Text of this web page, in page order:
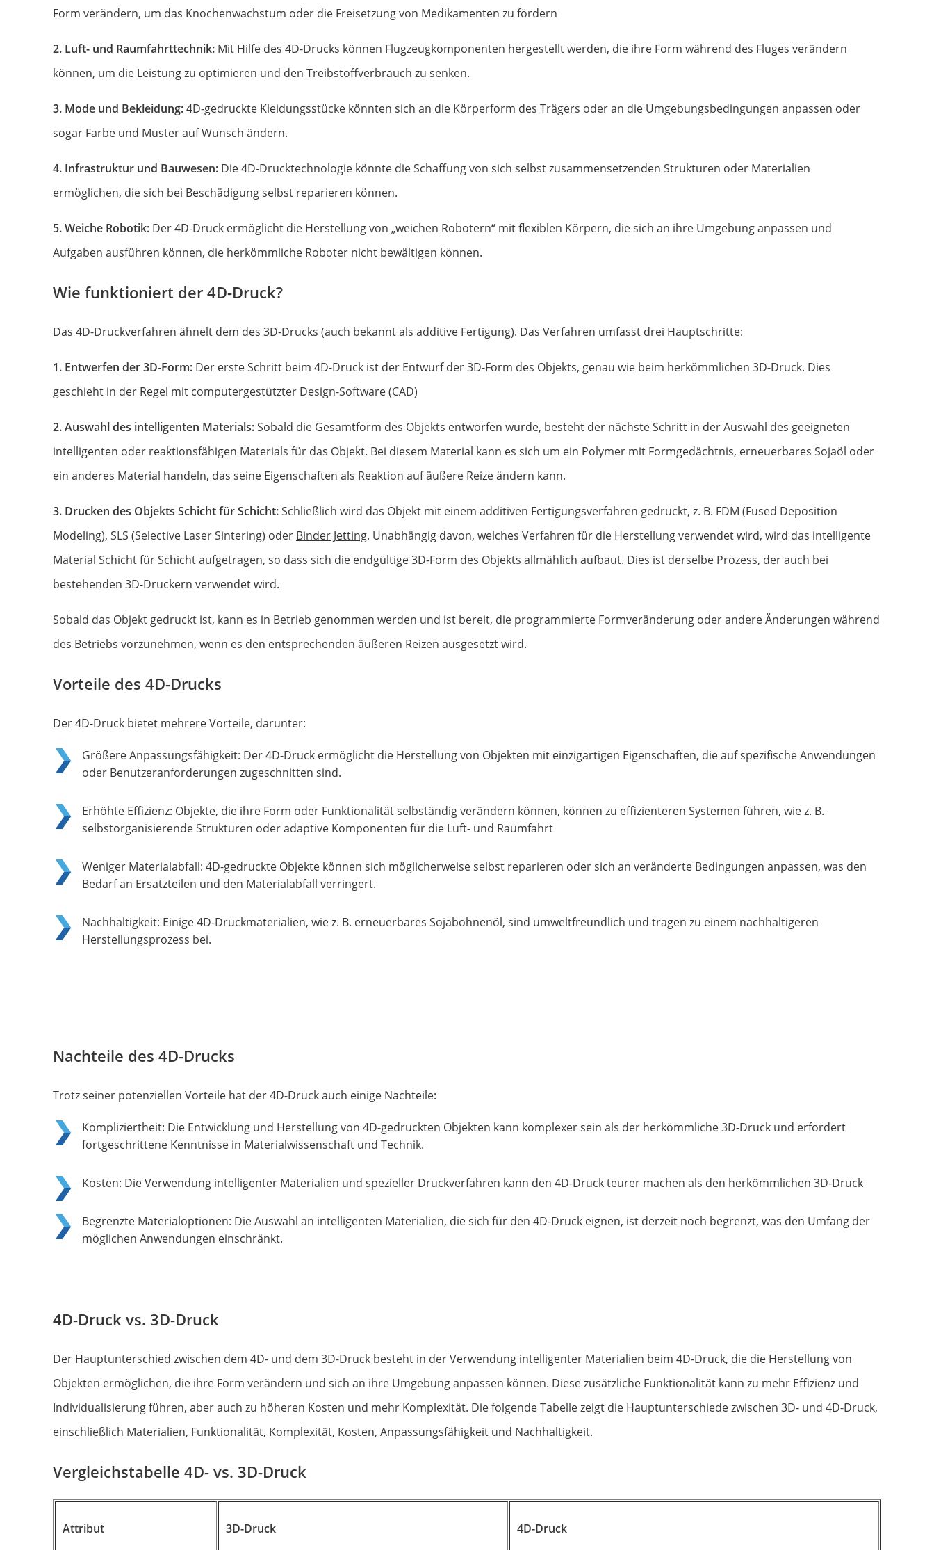
Form verändern, um das Knochenwachstum oder die Freisetzung von Medikamenten zu fördern
2. Luft- und Raumfahrttechnik: Mit Hilfe des 4D-Drucks können Flugzeugkomponenten hergestellt werden, die ihre Form während des Fluges verändern
können, um die Leistung zu optimieren und den Treibstoffverbrauch zu senken.
3. Mode und Bekleidung:4D-gedruckte Kleidungsstücke könnten sich an die Körperform des Trägers oder an die Umgebungsbedingungen anpassen oder
sogar Farbe und Muster auf Wunsch ändern.
4. Infrastruktur und Bauwesen: Die 4D-Drucktechnologie könnte die Schaffung von sich selbst zusammensetzenden Strukturen oder Materialien
ermöglichen, die sich bei Beschädigung selbst reparieren können.
5. Weiche Robotik: Der 4D-Druck ermöglicht die Herstellung von „weichen Robotern“ mit flexiblen Körpern, die sich an ihre Umgebung anpassen und
Aufgaben ausführen können, die herkömmliche Roboter nicht bewältigen können.
Wie funktioniert der 4D-Druck?
Das 4D-Druckverfahren ähnelt dem des 3D-Drucks (auch bekannt als additive Fertigung). Das Verfahren umfasst drei Hauptschritte:
1. Entwerfen der 3D-Form: Der erste Schritt beim 4D-Druck ist der Entwurf der 3D-Form des Objekts, genau wie beim herkömmlichen 3D-Druck. Dies
geschieht in der Regel mit computergestützter Design-Software (CAD)
2. Auswahl des intelligenten Materials:Sobald die Gesamtform des Objekts entworfen wurde, besteht der nächste Schritt in der Auswahl des geeigneten
intelligenten oder reaktionsfähigen Materials für das Objekt. Bei diesem Material kann es sich um ein Polymer mit Formgedächtnis, erneuerbares Sojaöl oder
ein anderes Material handeln, das seine Eigenschaften als Reaktion auf äußere Reize ändern kann.
3. Drucken des Objekts Schicht für Schicht:Schließlich wird das Objekt mit einem additiven Fertigungsverfahren gedruckt, z. B. FDM (Fused Deposition
Modeling), SLS (Selective Laser Sintering) oder Binder Jetting. Unabhängig davon, welches Verfahren für die Herstellung verwendet wird, wird das intelligente
Material Schicht für Schicht aufgetragen, so dass sich die endgültige 3D-Form des Objekts allmählich aufbaut. Dies ist derselbe Prozess, der auch bei
bestehenden 3D-Druckern verwendet wird.
Sobald das Objekt gedruckt ist, kann es in Betrieb genommen werden und ist bereit, die programmierte Formveränderung oder andere Änderungen während
des Betriebs vorzunehmen, wenn es den entsprechenden äußeren Reizen ausgesetzt wird.
Vorteile des 4D-Drucks
Der 4D-Druck bietet mehrere Vorteile, darunter:
Größere Anpassungsfähigkeit: Der 4D-Druck ermöglicht die Herstellung von Objekten mit einzigartigen Eigenschaften, die auf spezifische Anwendungen
oder Benutzeranforderungen zugeschnitten sind.
Erhöhte Effizienz: Objekte, die ihre Form oder Funktionalität selbständig verändern können, können zu effizienteren Systemen führen, wie z. B.
selbstorganisierende Strukturen oder adaptive Komponenten für die Luft- und Raumfahrt
Weniger Materialabfall: 4D-gedruckte Objekte können sich möglicherweise selbst reparieren oder sich an veränderte Bedingungen anpassen, was den
Bedarf an Ersatzteilen und den Materialabfall verringert.
Nachhaltigkeit: Einige 4D-Druckmaterialien, wie z. B. erneuerbares Sojabohnenöl, sind umweltfreundlich und tragen zu einem nachhaltigeren
Herstellungsprozess bei.
Nachteile des 4D-Drucks
Trotz seiner potenziellen Vorteile hat der 4D-Druck auch einige Nachteile:
Kompliziertheit: Die Entwicklung und Herstellung von 4D-gedruckten Objekten kann komplexer sein als der herkömmliche 3D-Druck und erfordert
fortgeschrittene Kenntnisse in Materialwissenschaft und Technik.
Kosten: Die Verwendung intelligenter Materialien und spezieller Druckverfahren kann den 4D-Druck teurer machen als den herkömmlichen 3D-Druck
Begrenzte Materialoptionen: Die Auswahl an intelligenten Materialien, die sich für den 4D-Druck eignen, ist derzeit noch begrenzt, was den Umfang der
möglichen Anwendungen einschränkt.
4D-Druck vs. 3D-Druck
Der Hauptunterschied zwischen dem 4D- und dem 3D-Druck besteht in der Verwendung intelligenter Materialien beim 4D-Druck, die die Herstellung von
Objekten ermöglichen, die ihre Form verändern und sich an ihre Umgebung anpassen können. Diese zusätzliche Funktionalität kann zu mehr Effizienz und
Individualisierung führen, aber auch zu höheren Kosten und mehr Komplexität. Die folgende Tabelle zeigt die Hauptunterschiede zwischen 3D- und 4D-Druck,
einschließlich Materialien, Funktionalität, Komplexität, Kosten, Anpassungsfähigkeit und Nachhaltigkeit.
Vergleichstabelle 4D- vs. 3D-Druck
Attribut 3D-Druck 4D-Druck